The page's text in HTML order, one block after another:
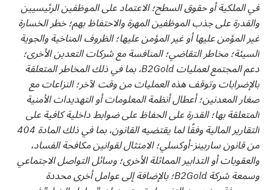
في الملكية أو حقوق السطح؛ الاعتماد على الموظفين الرئيسيين
والقدرة على جذب الموظفين المهرة والاحتفاظ بهم؛ خطر الخسارة
غير المؤمن عليها أو غير المؤمن عليها؛ الظروف المناخية والجوية
السيئة؛ مخاطر التقاضي؛ المنافسة مع شركات التعدين الأخرى؛
دعم المجتمع لعمليات B2Gold، بما في ذلك المخاطر المتعلقة
بالإضرابات وتوقف هذه العمليات من وقت لآخر؛ النزاعات مع
صغار المعدنين؛ أعطال أنظمة المعلومات أو التهديدات الأمنية
المتعلقة بها؛ القدرة على الحفاظ على ضوابط داخلية كافية على
التقارير المالية وفقًا لما يقتضيه القانون، بما في ذلك المادة 404
من قانون ساربينز-أوكسلي؛ الامتثال لقوانين مكافحة الفساد،
والعقوبات أو التدابير المماثلة الأخرى؛ وسائل التواصل الاجتماعي
وسمعة شركة B2Gold؛ بالإضافة إلى عوامل أخرى محددة